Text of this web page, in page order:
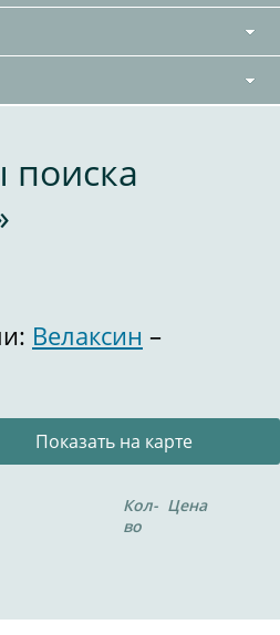
поиска
Велаксин –
Показать на карте
Кол-
во
Цена